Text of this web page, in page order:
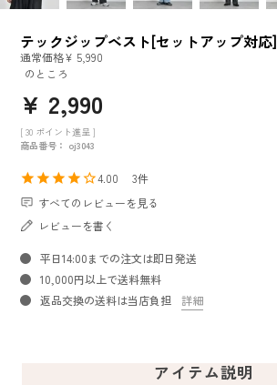
テックジップベスト[セットアップ対応]
通常価格¥ 5,990
のところ
¥ 2,990
[ 30 ポイント進呈 ]
商品番号
oj3043
4.00
3
すべてのレビューを見る
レビューを書く
平日14:00までの注文は即日発送
10,000円以上で送料無料
返品交換の送料は当店負担
詳細
アイテム説明